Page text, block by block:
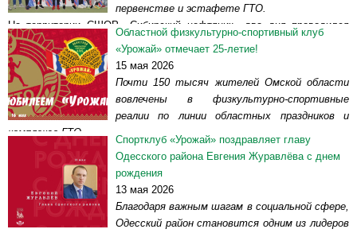
первенстве и эстафете ГТО.
На территории СШОР «Сибирский нефтяник» два дня проводился
региональный корпоративный фестиваль «Весна с ГТО».
Соревнования проходили в четвертый...
Областной физкультурно-спортивный клуб
«Урожай» отмечает 25-летие!
15 мая 2026
Почти 150 тысяч жителей Омской области
вовлечены в физкультурно-спортивные
реалии по линии областных праздников и
комплекса ГТО.
16 мая 2001 года началась история нашего клуба, который сегодня
практически круглосуточно занимается организацией...
Читать далее
Спортклуб «Урожай» поздравляет главу
Одесского района Евгения Журавлёва с днем
рождения
13 мая 2026
Благодаря важным шагам в социальной сфере,
Одесский район становится одним из лидеров